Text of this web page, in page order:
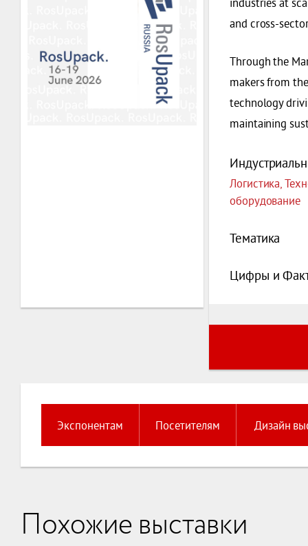
and cross-
Through the
makers from
technology
maintaining
Логистика,
оборудование
Тематика
Цифры и
Экспонентам Посетителям Дизайн
Похожие выставки